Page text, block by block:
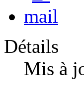
Détails
Mis à